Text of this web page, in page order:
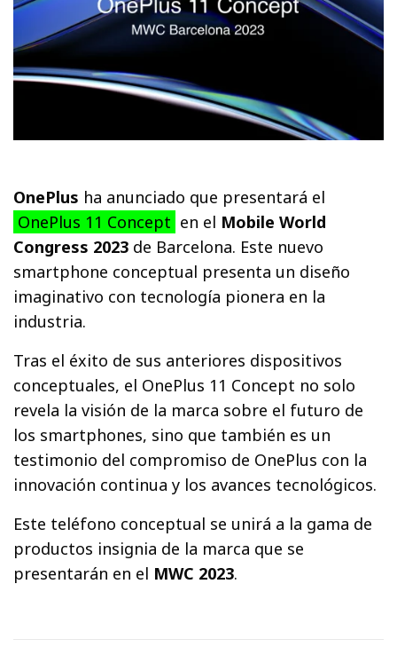
OnePlus ha anunciado que presentará el
OnePlus 11 Concept en el Mobile World
Congress 2023 de Barcelona. Este nuevo
smartphone conceptual presenta un diseño
imaginativo con tecnología pionera en la
industria.
Tras el éxito de sus anteriores dispositivos
conceptuales, el OnePlus 11 Concept no solo
revela la visión de la marca sobre el futuro de
los smartphones, sino que también es un
testimonio del compromiso de OnePlus con la
innovación continua y los avances tecnológicos.
Este teléfono conceptual se unirá a la gama de
productos insignia de la marca que se
presentarán en el MWC 2023.